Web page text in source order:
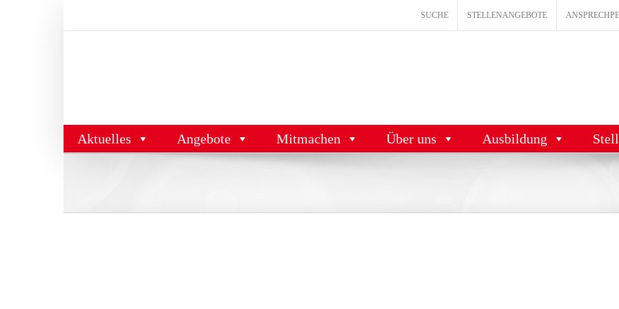
SUCHE STELLENANGEBOTE
Aktuelles Angebote Mitmachen Über uns Ausbildung